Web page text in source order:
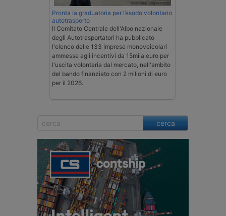
Pronta la graduatoria per l’esodo volontario
autotrasporto
Il Comitato Centrale dell'Albo nazionale
degli Autotrasportatori ha pubblicato
l'elenco delle 133 imprese monoveicolari
ammesse agli incentivi da 15mila euro per
l'uscita volontaria dal mercato, nell'ambito
del bando finanziato con 2 milioni di euro
per il 2026.
cerca